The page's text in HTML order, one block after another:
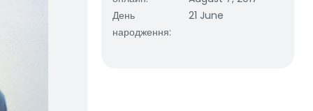
День
народження:
21 June